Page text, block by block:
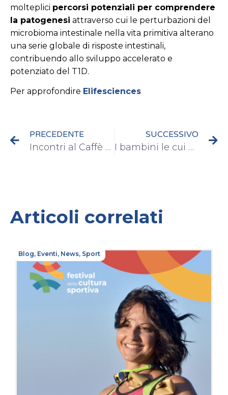
molteplici percorsi potenziali per comprendere
la patogenesi attraverso cui le perturbazioni del
microbioma intestinale nella vita primitiva alterano
una serie globale di risposte intestinali,
contribuendo allo sviluppo accelerato e
potenziato del T1D.
Per approfondire Elifesciences
PRECEDENTE
Incontri al Caffè de la Versiliana
SUCCESSIVO
I bambini le cui madri hanno il diabete di tipo 1 hanno maggiori probabilità di essere sovrappeso
Articoli correlati
Blog, Eventi, News, Sport